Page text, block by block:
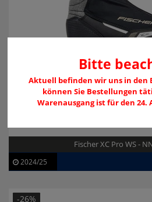
Fischer XC Pro WS -
Artikel-ID:
113552
2024/25
-26%
Bitte
Aktuell befinden wir uns in den
können Sie Bestellungen
Warenausgang ist für den 24.